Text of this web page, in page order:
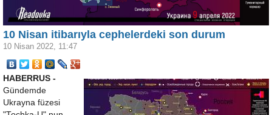
10 Nisan itibarıyla cephelerdeki son durum
10 Nisan 2022, 11:47
HABERRUS -
Gündemde
Ukrayna füzesi